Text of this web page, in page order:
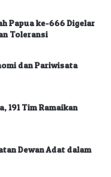
Papua ke-666 Digelar
Toleransi
dan Pariwisata
191 Tim Ramaikan
Dewan Adat dalam